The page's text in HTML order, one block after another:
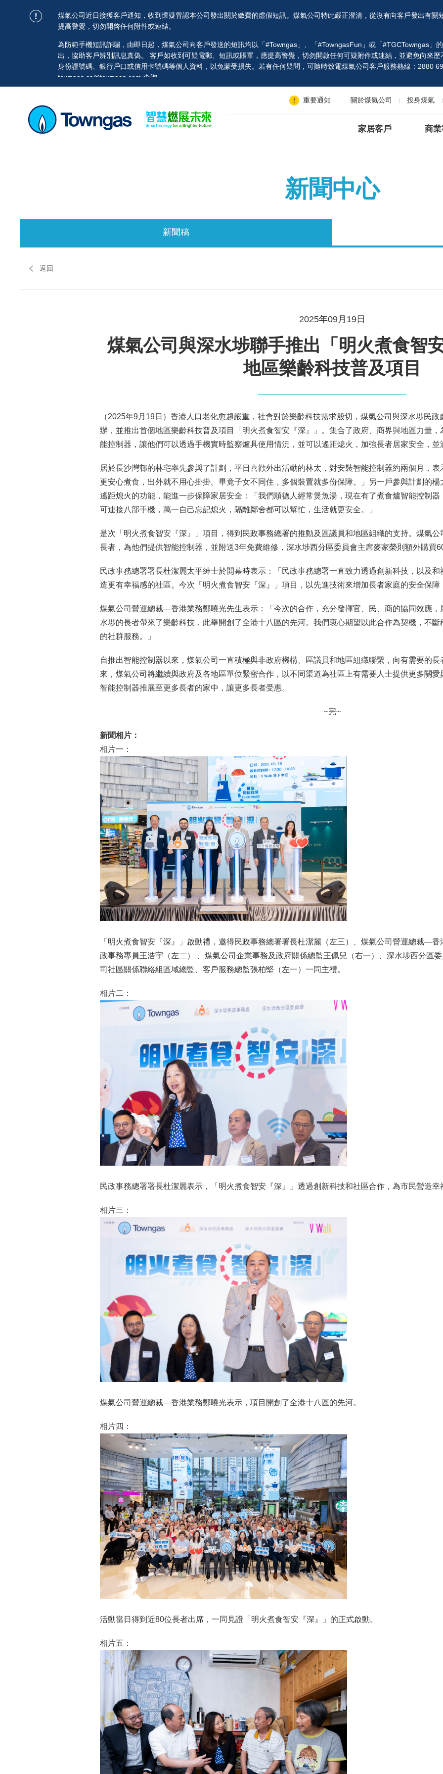
煤氣公司近日接獲客戶通知，收到懷疑冒認本公司發出關於繳費的虛假短訊。煤氣公司特此嚴正澄清，從沒有向客戶發出有關
提高警覺，切勿開啓任何附件或連結。
為防範手機短訊詐騙，由即日起，煤氣公司向客戶發送的短訊均以「#Towngas」、「#TowngasFun」或「#TGCTowngas」
出，協助客戶辨別訊息真偽。 客戶如收到可疑電郵、短訊或賬單，應提高警覺，切勿開啟任何可疑附件或連結，並避免向來
身份證號碼、銀行戶口或信用卡號碼等個人資料，以免蒙受損失。若有任何疑問，可隨時致電煤氣公司客戶服務熱線：2880
towngas.cs@towngas.com 查詢。
重要通知 關於煤氣公司 投身煤氣
家居客戶 商
新聞中心
新聞稿
返回
2025年09月19日
煤氣公司與深水埗聯手推出「明火煮食智
地區樂齡科技普及項目
（2025年9月19日）香港人口老化愈趨嚴重，社會對於樂齡科技需求殷切，煤氣公司與深水埗民
辦，並推出首個地區樂齡科技普及項目「明火煮食智安『深』」。集合了政府、商界與地區力量
能控制器，讓他們可以透過手機實時監察爐具使用情況，並可以遙距熄火，加強長者居家安全，
居於長沙灣邨的林宅率先參與了計劃，平日喜歡外出活動的林太，對安裝智能控制器約兩個月，
更安心煮食，出外就不用心掛掛。畢竟子女不同住，多個裝置就多份保障。」另一戶參與計劃的
遙距熄火的功能，能進一步保障家居安全：「我們順德人經常煲魚湯，現在有了煮食爐智能控制
可連接八部手機，萬一自己忘記熄火，隔離鄰舍都可以幫忙，生活就更安全。」
是次「明火煮食智安『深』」項目，得到民政事務總署的推動及區議員和地區組織的支持。煤氣
長者，為他們提供智能控制器，並附送3年免費維修，深水埗西分區委員會主席麥家榮則額外購買
民政事務總署署長杜潔麗太平紳士於開幕時表示：「民政事務總署一直致力透過創新科技，以及
造更有幸福感的社區。今次「明火煮食智安『深』」項目，以先進技術來增加長者家庭的安全保
煤氣公司營運總裁—香港業務鄭曉光先生表示：「今次的合作，充分發揮官、民、商的協同效應
水埗的長者帶來了樂齡科技，此舉開創了全港十八區的先河。我們衷心期望以此合作為契機，不
的社群服務。」
自推出智能控制器以來，煤氣公司一直積極與非政府機構、區議員和地區組織聯繫，向有需要的
來，煤氣公司將繼續與政府及各地區單位緊密合作，以不同渠道為社區上有需要人士提供更多關
智能控制器推展至更多長者的家中，讓更多長者受惠。
~完~
新聞相片：
相片一：
「明火煮食智安『深』」啟動禮，邀得民政事務總署署長杜潔麗（左三）、煤氣公司營運總裁—
政事務專員王浩宇（左二） 、煤氣公司企業事務及政府關係總監王佩兒（右一）、深水埗西分區
司社區關係聯絡組區域總監、客戶服務總監張柏堅（左一）一同主禮。
相片二：
民政事務總署署長杜潔麗表示，「明火煮食智安『深』」透過創新科技和社區合作，為市民營造幸
相片三：
煤氣公司營運總裁—香港業務鄭曉光表示，項目開創了全港十八區的先河。
相片四：
活動當日得到近80位長者出席，一同見證「明火煮食智安『深』」的正式啟動。
相片五：